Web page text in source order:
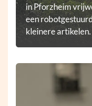
in Pforzheim
een
kleinere